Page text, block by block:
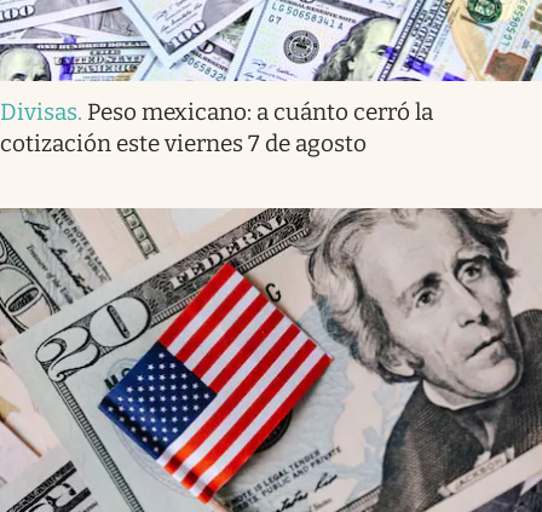
Divisas. Peso mexicano: a cuánto cerró la
cotización este viernes 7 de agosto